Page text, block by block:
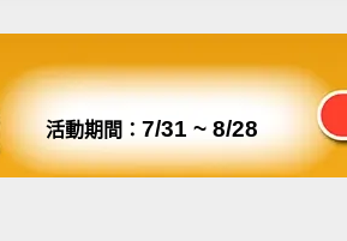
活動期間： 7/31 ~ 8/28